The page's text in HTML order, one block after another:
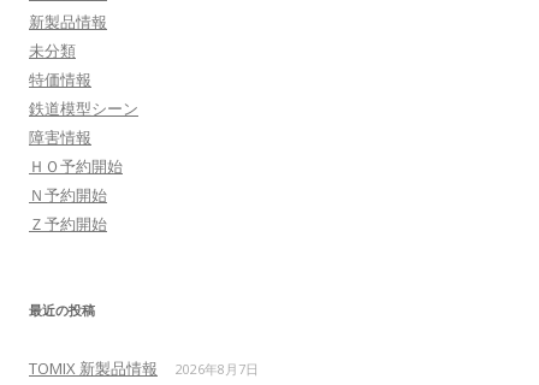
新製品情報
未分類
特価情報
鉄道模型シーン
障害情報
ＨＯ予約開始
Ｎ予約開始
Ｚ予約開始
最近の投稿
TOMIX 新製品情報 2026年8月7日